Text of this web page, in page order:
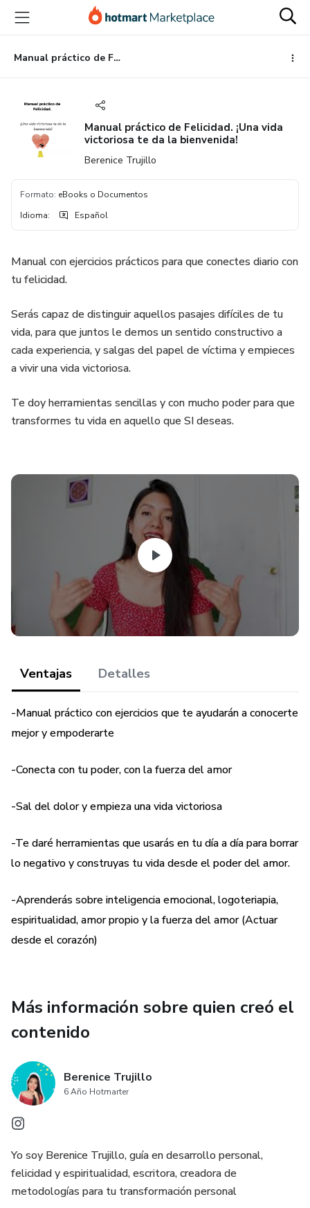
principal
página
de
página
Manual práctico de Felicidad. ¡Una vida victoriosa te da la bienvenida!
Manual práctico de Felicidad. ¡Una vida
victoriosa te da la bienvenida!
Berenice Trujillo
Formato: eBooks o Documentos
Idioma: Español
Manual con ejercicios prácticos para que conectes diario con
tu felicidad.
Serás capaz de distinguir aquellos pasajes difíciles de tu
vida, para que juntos le demos un sentido constructivo a
cada experiencia, y salgas del papel de víctima y empieces
a vivir una vida victoriosa.
Te doy herramientas sencillas y con mucho poder para que
transformes tu vida en aquello que SI deseas.
Ventajas Detalles
-Manual práctico con ejercicios que te ayudarán a conocerte
mejor y empoderarte
-Conecta con tu poder, con la fuerza del amor
-Sal del dolor y empieza una vida victoriosa
-Te daré herramientas que usarás en tu día a día para borrar
lo negativo y construyas tu vida desde el poder del amor.
-Aprenderás sobre inteligencia emocional, logoteriapia,
espiritualidad, amor propio y la fuerza del amor (Actuar
desde el corazón)
Más información sobre quien creó el
contenido
Berenice Trujillo
6 Año Hotmarter
Yo soy Berenice Trujillo, guía en desarrollo personal,
felicidad y espiritualidad, escritora, creadora de
metodologías para tu transformación personal